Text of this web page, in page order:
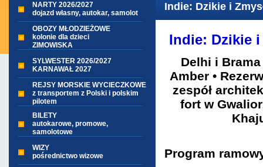
NARTY 2026/2027
dojazd własny, autokar, samolot
OBOZY MŁODZIEŻOWE
kolonie dla dzieci
ZIMOWISKA
SYLWESTER 2026/2027
KARNAWAŁ 2027
REJSY MORSKIE WYCIECZKOWE
z transportem z Polski i polskim
pilotem
BILETY
autokarowe, promowe,
samolotowe
WIZY
pośrednictwo wizowe
Indie: Dzikie i
Indie: Dzikie
Delhi i
Amber •
zespół
fort w
Program